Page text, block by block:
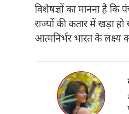
विशेषज्ञों का मानना है
राज्यों की कतार में खड़ा
आत्मनिर्भर भारत के लक्ष्य